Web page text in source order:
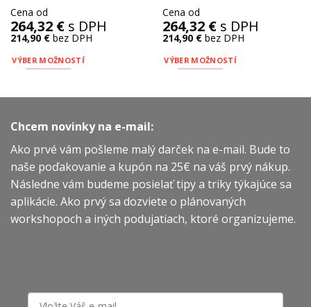
Cena od
264,32 €s DPH
214,90 €bez DPH
VÝBER MOŽNOSTÍ
viacero
variantov.
Možnosti
si
môžete
na
stránke
Cena od
264,32 €s DPH
214,90 €bez DPH
VÝBER MOŽNOSTÍ
Možnosti
si
môžete
vybrať
na
stránke
Chcem novinky na e-mail:
Ako prvé vám pošleme malý darček na e-mail. Bude to
naše poďakovanie a kupón na 25€ na váš prvý nákup.
Následne vám budeme posielať tipy a triky týkajúce sa
aplikácie. Ako prvý sa dozviete o plánovaných
workshopoch a iných podujatiach, ktoré organizujeme.